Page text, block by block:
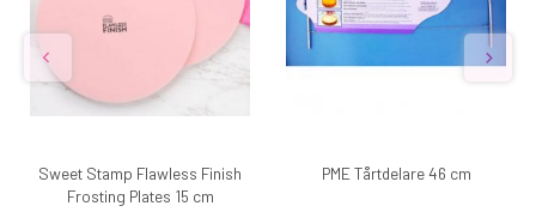
Sweet Stamp Flawless Finish
Frosting Plates 15 cm
PME Tårtdelare 46 cm